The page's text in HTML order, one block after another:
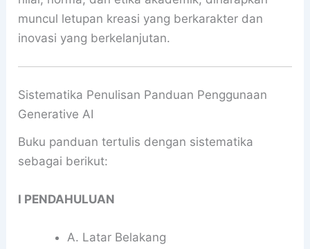
muncul letupan kreasi yang berkarakter dan
inovasi yang berkelanjutan.
Sistematika Penulisan Panduan Penggunaan
Generative AI
Buku panduan tertulis dengan sistematika
sebagai berikut:
I PENDAHULUAN
A. Latar Belakang